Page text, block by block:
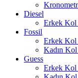
Diesel
Erkek Kol
Fossil
Erkek Kol
Kadın Kol
Guess
Erkek Kol